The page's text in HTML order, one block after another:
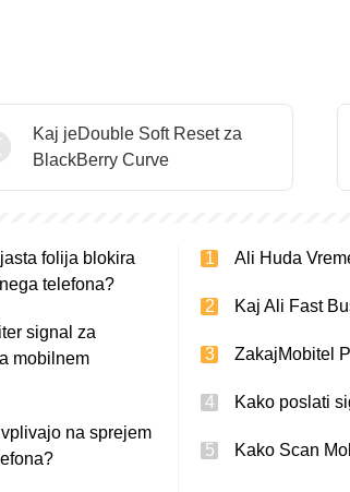
Kaj jeDouble Soft Reset za
BlackBerry Curve
folija blokira
telefona?
signal za
mobilnem
na sprejem
Ali Huda
Kaj Ali Fast
ZakajMobitel
Kako poslati
Kako Scan